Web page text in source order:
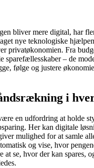
bliver mere digital, har
nye teknologiske
privatøkonomien. Fra
sparefællesskaber – de
følge og justere
i
en udfordring at holde
Her kan digitale
mulighed for at samle
og vise, hvor
at se, hvor der kan spares,